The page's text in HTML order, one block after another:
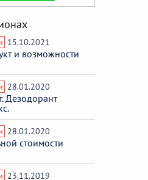
15.10.2021
и возможности
28.01.2020
Дезодорант
28.01.2020
стоимости
23.11.2019